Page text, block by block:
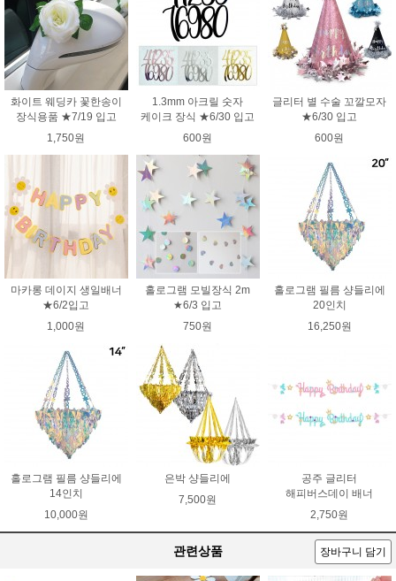
화이트 웨딩카 꽃한송이
장식용품 ★7/19 입고
1,750원
1.3mm 아크릴 숫자
케이크 장식 ★6/30 입고
600원
글리터 별 수술 꼬깔모자
★6/30 입고
600원
마카롱 데이지 생일배너
★6/2입고
1,000원
홀로그램 모빌장식 2m
★6/3 입고
750원
홀로그램 필름 샹들리에
20인치
16,250원
홀로그램 필름 샹들리에
14인치
10,000원
은박 샹들리에
7,500원
공주 글리터
해피버스데이 배너
2,750원
관련상품 장바구니 담기